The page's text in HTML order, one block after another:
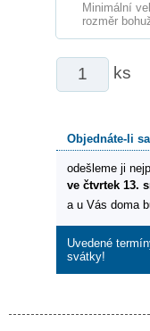
Minimální
rozměr
ks
Objednáte-li
odešleme ji
ve čtvrtek 13.
a u Vás doma
Uvedené
svátky!